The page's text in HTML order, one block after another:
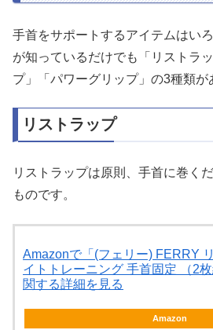
手首をサポートするアイテムはい
が知っているだけでも「リストラ
プ」「パワーグリップ」の3種類が
リストラップ
リストラップは原則、手首に巻く
ものです。
Amazonで「(フェリー) FERRY
イトトレーニング 手首固定 （2
関する詳細を見る
Amazon